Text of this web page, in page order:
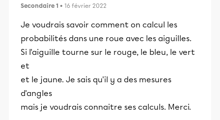
Secondaire 1 • 16 février 2022
Je voudrais savoir comment on calcul les
probabilités dans une roue avec les aiguilles.
Si l'aiguille tourne sur le rouge, le bleu, le vert
et
et le jaune. Je sais qu'il y a des mesures
d'angles
mais je voudrais connaitre ses calculs. Merci.